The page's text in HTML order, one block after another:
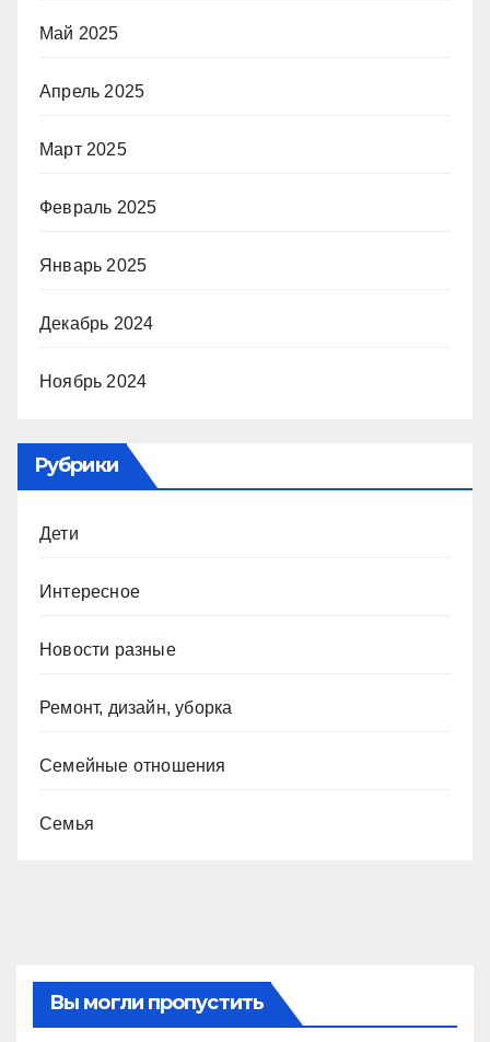
Май 2025
Апрель 2025
Март 2025
Февраль 2025
Январь 2025
Декабрь 2024
Ноябрь 2024
Рубрики
Дети
Интересное
Новости разные
Ремонт, дизайн, уборка
Семейные отношения
Семья
Вы могли пропустить